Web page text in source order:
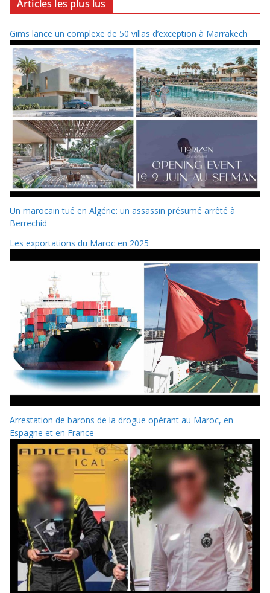
Articles les plus lus
Gims lance un complexe de 50 villas d’exception à Marrakech
Un marocain tué en Algérie: un assassin présumé arrêté à
Berrechid
Les exportations du Maroc en 2025
Arrestation de barons de la drogue opérant au Maroc, en
Espagne et en France